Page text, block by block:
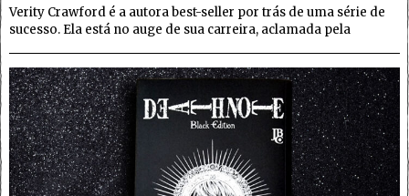
Verity Crawford é a autora best-seller por trás de uma série de
sucesso. Ela está no auge de sua carreira, aclamada pela